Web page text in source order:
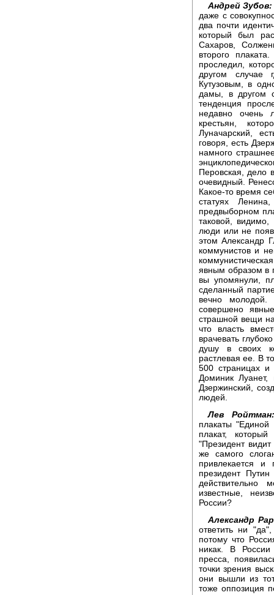
Андрей Зубов:
даже с
два почти
который был
Сахаров,
второго
проследил,
другом случае
Кутузовым, в
дамы, в другом
тенденция
недавно очень
крестьян,
Луначарский,
говоря, есть
намного
Перовская, дело
очевидный.
Какое-то время
статуях
предвыборном
таковой,
люди или не
этом Александр
коммунистов и
явным образом в
вы упомянули,
сделанный
вечно
совершено
страшной вещи
что власть
врачевать
душу в своих
растлевая ее. В
500 страницах
Доминик
Дзержинский,
людей.
Лев Ройтман:
плакаты "Единой
плакат,
"Президент
же самого
привлекается
президент
действительно
известные,
России?
Александр
ответить ни
потому что
никак. В России
пресса,
точки зрения
они вышли из
тоже оппозиция